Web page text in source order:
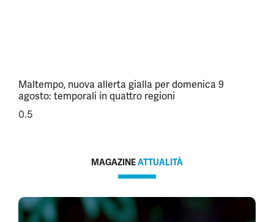
Maltempo, nuova allerta gialla per domenica 9
agosto: temporali in quattro regioni
MAGAZINEATTUALITÀ